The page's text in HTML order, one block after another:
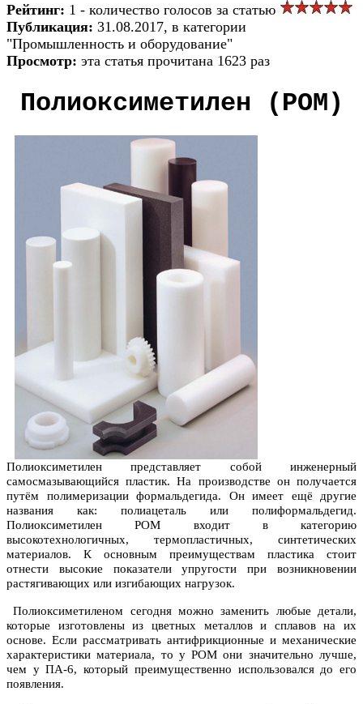
Рейтинг: 1 - количество голосов за статью
Публикация: 31.08.2017, в категории
"Промышленность и оборудование"
Просмотр: эта статья прочитана 1623 раз
Полиоксиметилен (POM)
Полиоксиметилен представляет собой инженерный
самосмазывающийся пластик. На производстве он получается
путём полимеризации формальдегида. Он имеет ещё другие
названия как: полиацеталь или полиформальдегид.
Полиоксиметилен POM входит в категорию
высокотехнологичных, термопластичных, синтетических
материалов. К основным преимуществам пластика стоит
отнести высокие показатели упругости при возникновении
растягивающих или изгибающих нагрузок.
Полиоксиметиленом сегодня можно заменить любые детали,
которые изготовлены из цветных металлов и сплавов на их
основе. Если рассматривать антифрикционные и механические
характеристики материала, то у POM они значительно лучше,
чем у ПА-6, который преимущественно использовался до его
появления.